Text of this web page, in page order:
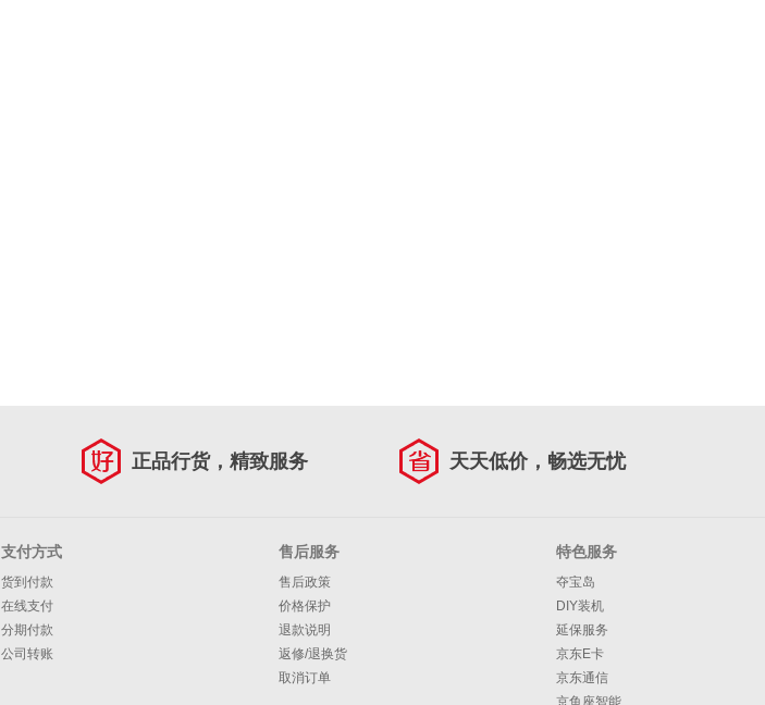
正品行货，精致服务 天天低价，畅选无忧
支付方式
货到付款
在线支付
分期付款
公司转账
售后服务
售后政策
价格保护
退款说明
返修/退换货
取消订单
特色服务
夺宝岛
DIY装机
延保服务
京东E卡
京东通信
京鱼座智能